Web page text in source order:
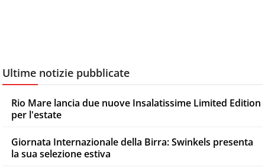
Ultime notizie pubblicate
Rio Mare lancia due nuove Insalatissime Limited Edition
per l'estate
Giornata Internazionale della Birra: Swinkels presenta
la sua selezione estiva